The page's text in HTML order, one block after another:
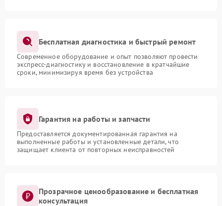
Бесплатная диагностика и быстрый ремонт
Современное оборудование и опыт позволяют провести
экспресс-диагностику и восстановление в кратчайшие
сроки, минимизируя время без устройства
Гарантия на работы и запчасти
Предоставляется документированная гарантия на
выполненные работы и установленные детали, что
защищает клиента от повторных неисправностей
Прозрачное ценообразование и бесплатная
консультация